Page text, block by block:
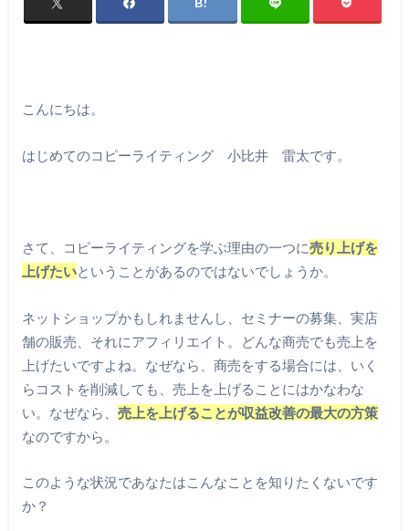
こんにちは。
はじめてのコピーライティング 小比井 雷太です。
さて、コピーライティングを学ぶ理由の一つに売り上げを
上げたいということがあるのではないでしょうか。
ネットショップかもしれませんし、セミナーの募集、実店
舗の販売、それにアフィリエイト。どんな商売でも売上を
上げたいですよね。なぜなら、商売をする場合には、いく
らコストを削減しても、売上を上げることにはかなわな
い。なぜなら、 売上を上げることが収益改善の最大の方策
なのですから。
このような状況であなたはこんなことを知りたくないです
か？